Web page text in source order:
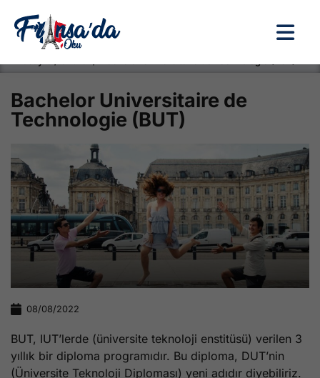
Bachelor Universitaire de
Technologie (BUT)
08/08/2022
BUT, IUT’lerde (üniversite teknoloji enstitüsü) verilen 3
yıllık bir diploma programıdır. Bu diploma, DUT’nin
(Üniversite Teknoloji Diploması) yeni adıdır diyebiliriz.